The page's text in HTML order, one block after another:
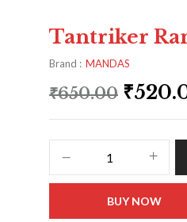
Tantriker Ranna
Brand : MANDAS
₹650.00 ₹
BUY NOW